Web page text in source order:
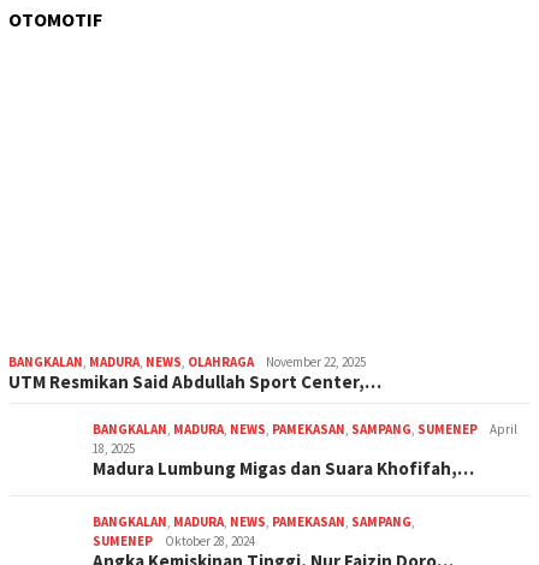
OTOMOTIF
BANGKALAN MADURA NEWS OLAHRAGA November 22, 2025
UTM Resmikan Said Abdullah Sport Center,…
BANGKALAN MADURA NEWS PAMEKASAN SAMPANG SUMENEP
April
18, 2025
Madura Lumbung Migas dan Suara Khofifah,…
BANGKALAN MADURA NEWS PAMEKASAN SAMPANG
SUMENEP
Oktober 28, 2024